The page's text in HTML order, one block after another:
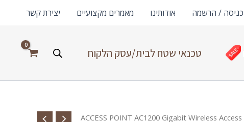
כניסה / הרשמה אודותינו מאמרים מקצועיים יצירת קשר
טכנאי שטח לבית/עסק הלקוח